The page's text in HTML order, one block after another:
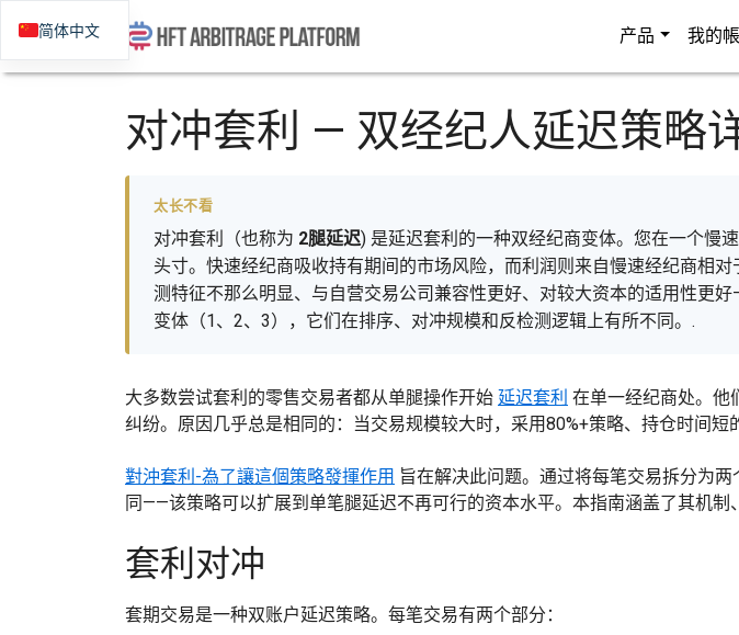
产品 我的
对冲套利 — 双经纪人延迟策略
太长不看
对冲套利（也称为 2腿延迟) 是延迟套利的一种双经纪商变体。您在一个慢
头寸。快速经纪商吸收持有期间的市场风险，而利润则来自慢速经纪商相
测特征不那么明显、与自营交易公司兼容性更好、对较大资本的适用性更
变体（1、2、3），它们在排序、对冲规模和反检测逻辑上有所不同。.
大多数尝试套利的零售交易者都从单腿操作开始 延迟套利 在单一经纪商处。他
纠纷。原因几乎总是相同的：当交易规模较大时，采用80%+策略、持仓时间
對沖套利-為了讓這個策略發揮作用 旨在解决此问题。通过将每笔交易拆分为
同——该策略可以扩展到单笔腿延迟不再可行的资本水平。本指南涵盖了其机
套利对冲
套期交易是一种双账户延迟策略。每笔交易有两个部分：
简体中文